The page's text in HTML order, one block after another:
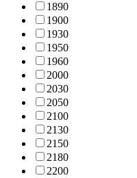
1890
1900
1930
1950
1960
2000
2030
2050
2100
2130
2150
2180
2200